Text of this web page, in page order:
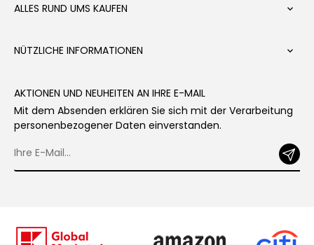
ALLES RUND UMS KAUFEN 
NÜTZLICHE INFORMATIONEN 
AKTIONEN UND NEUHEITEN AN IHRE E-MAIL
Mit dem Absenden erklären Sie sich mit der Verarbeitung
personenbezogener Daten einverstanden.